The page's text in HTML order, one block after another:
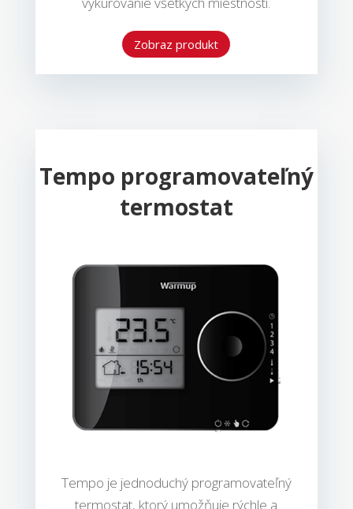
Zobraz produkt
Tempo programovateľný
termostat
Tempo je jednoduchý programovateľný
termostat, ktorý umožňuje rýchle a